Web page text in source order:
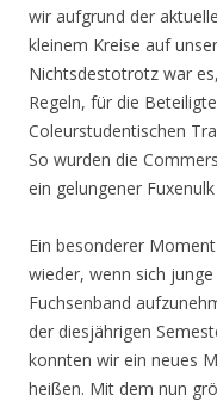
wir aufgrund der
kleinem Kreise auf
Nichtsdestotrotz war
Regeln, für die
Coleurstudentischen
So wurden die
ein gelungener
Ein besonderer
wieder, wenn sich
Fuchsenband
der diesjährigen
konnten wir ein neues
heißen. Mit dem nun